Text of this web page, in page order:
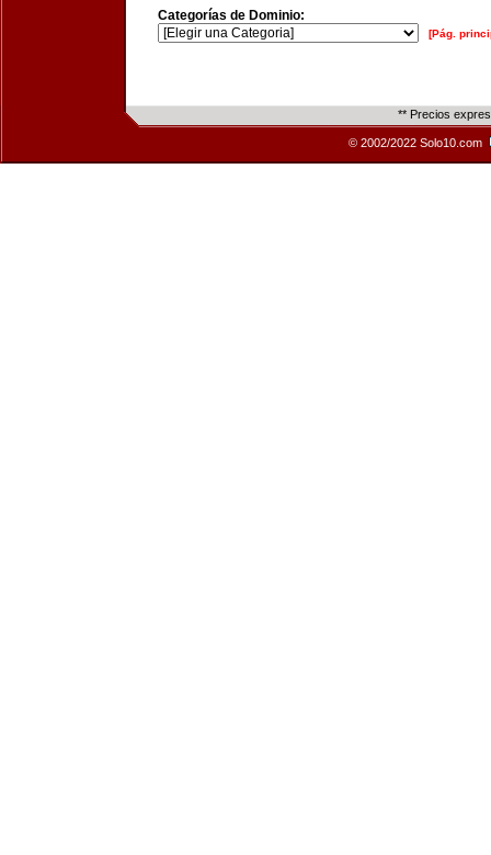
Categorías de Dominio:
[Pág.
** Precios
© 2002/2022 Solo10.com